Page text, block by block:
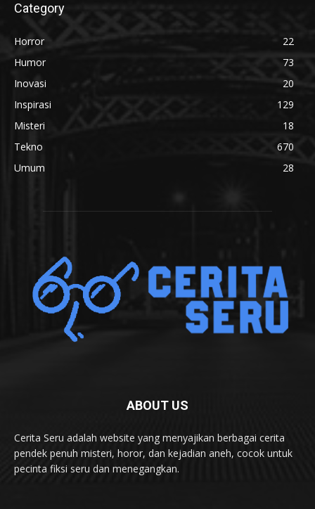
Category
Horror
22
Humor
73
Inovasi
20
Inspirasi
129
Misteri
18
Tekno
670
Umum
28
ABOUT US
Cerita Seru adalah website yang menyajikan berbagai cerita
pendek penuh misteri, horor, dan kejadian aneh, cocok untuk
pecinta fiksi seru dan menegangkan.